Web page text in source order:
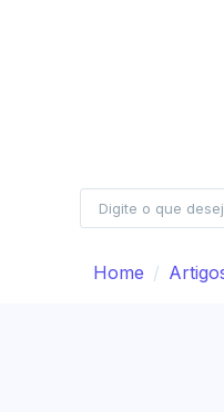
Home